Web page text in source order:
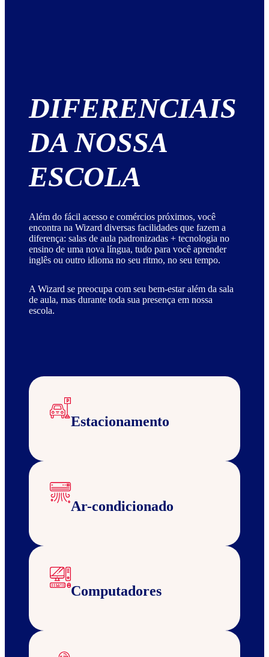
DIFERENCIAIS
DA NOSSA
ESCOLA
Além do fácil acesso e comércios próximos, você
encontra na Wizard diversas facilidades que fazem a
diferença: salas de aula padronizadas + tecnologia no
ensino de uma nova língua, tudo para você aprender
inglês ou outro idioma no seu ritmo, no seu tempo.
A Wizard se preocupa com seu bem-estar além da sala
de aula, mas durante toda sua presença em nossa
escola.
Estacionamento
Ar-condicionado
Computadores